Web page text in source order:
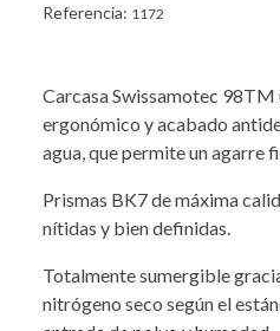
Referencia: 1172
Carcasa Swissamotec
ergonómico y acabado
agua, que permite un agarre
Prismas BK7 de máxima
nítidas y bien definidas.
Totalmente sumergible
nitrógeno seco según el